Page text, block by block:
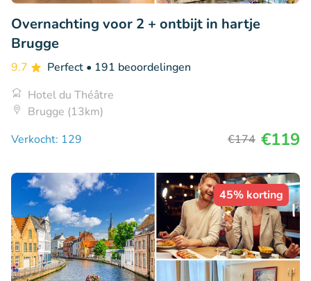
Overnachting voor 2 + ontbijt in hartje
Brugge
9.7 Perfect • 191 beoordelingen
Hotel du Théâtre
Brugge (13km)
Verkocht: 129
€174 €119
45% korting